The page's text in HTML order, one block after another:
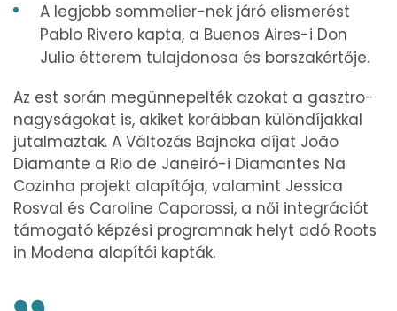
A legjobb sommelier-nek járó elismerést
Pablo Rivero kapta, a Buenos Aires-i Don
Julio étterem tulajdonosa és borszakértője.
Az est során megünnepelték azokat a gasztro-
nagyságokat is, akiket korábban különdíjakkal
jutalmaztak. A Változás Bajnoka díjat João
Diamante a Rio de Janeiró-i Diamantes Na
Cozinha projekt alapítója, valamint Jessica
Rosval és Caroline Caporossi, a női integrációt
támogató képzési programnak helyt adó Roots
in Modena alapítói kapták.